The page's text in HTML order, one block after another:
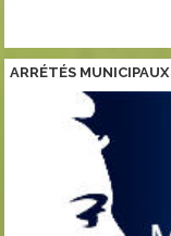
ARRÉTÉS MUNICIPAUX